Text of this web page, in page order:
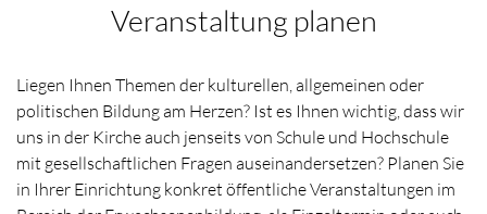
Veranstaltung planen
Liegen Ihnen Themen der kulturellen, allgemeinen oder
politischen Bildung am Herzen? Ist es Ihnen wichtig, dass wir
uns in der Kirche auch jenseits von Schule und Hochschule
mit gesellschaftlichen Fragen auseinandersetzen? Planen Sie
in Ihrer Einrichtung konkret öffentliche Veranstaltungen im